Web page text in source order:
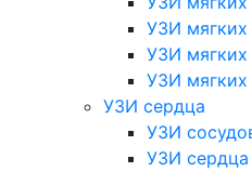
УЗИ мягких
УЗИ мягких
УЗИ мягких
УЗИ сердца
УЗИ
УЗИ сердца